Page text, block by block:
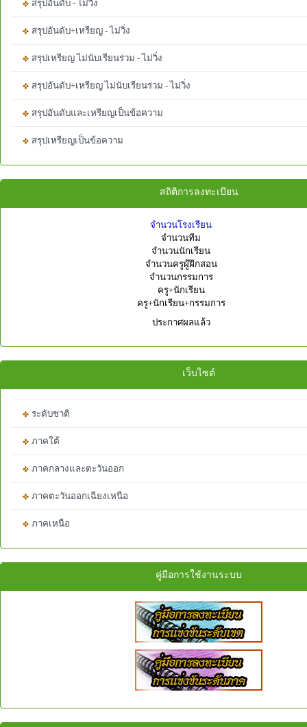
สรุปอันดับ - ไม่วิ่ง
สรุปอันดับ+เหรียญ - ไม่วิ่ง
สรุปเหรียญ ไม่นับเรียนร่วม - ไม่วิ่ง
สรุปอันดับ+เหรียญ ไม่นับเรียนร่วม - ไม่วิ่ง
สรุปอันดับและเหรียญเป็นข้อความ
สรุปเหรียญเป็นข้อความ
สถิติการลงทะเบียน
จำนวนโรงเรียน
จำนวนทีม
จำนวนนักเรียน
จำนวนครูผู้ฝึกสอน
จำนวนกรรมการ
ครู+นักเรียน
ครู+นักเรียน+กรรมการ
ประกาศผลแล้ว
เว็บไซต์
ระดับชาติ
ภาคใต้
ภาคกลางและตะวันออก
ภาคตะวันออกเฉียงเหนือ
ภาคเหนือ
คู่มือการใช้งานระบบ